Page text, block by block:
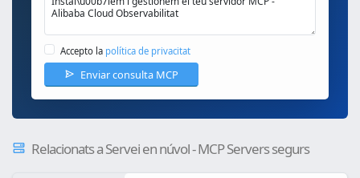
Accepto la política de privacitat
Enviar consulta MCP
Relacionats a Servei en núvol - MCP Servers segurs